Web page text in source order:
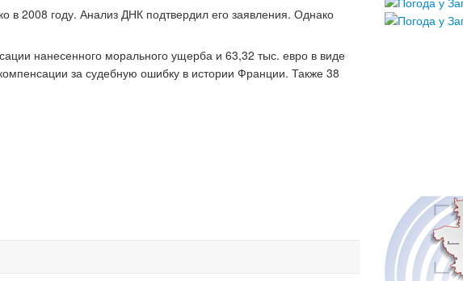
2008 году. Анализ ДНК подтвердил его заявления. Однако
нанесенного морального ущерба и 63,32 тыс. евро в виде
за судебную ошибку в истории Франции. Также 38